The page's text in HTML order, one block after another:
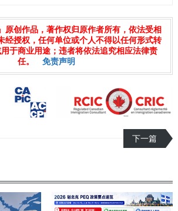
原创作品，著作权归原作者所有，依法受相
经授权，任何单位或个人不得以任何形式转
于商业用途；违者将依法追究相应法律责
任。
免责声明
下一篇